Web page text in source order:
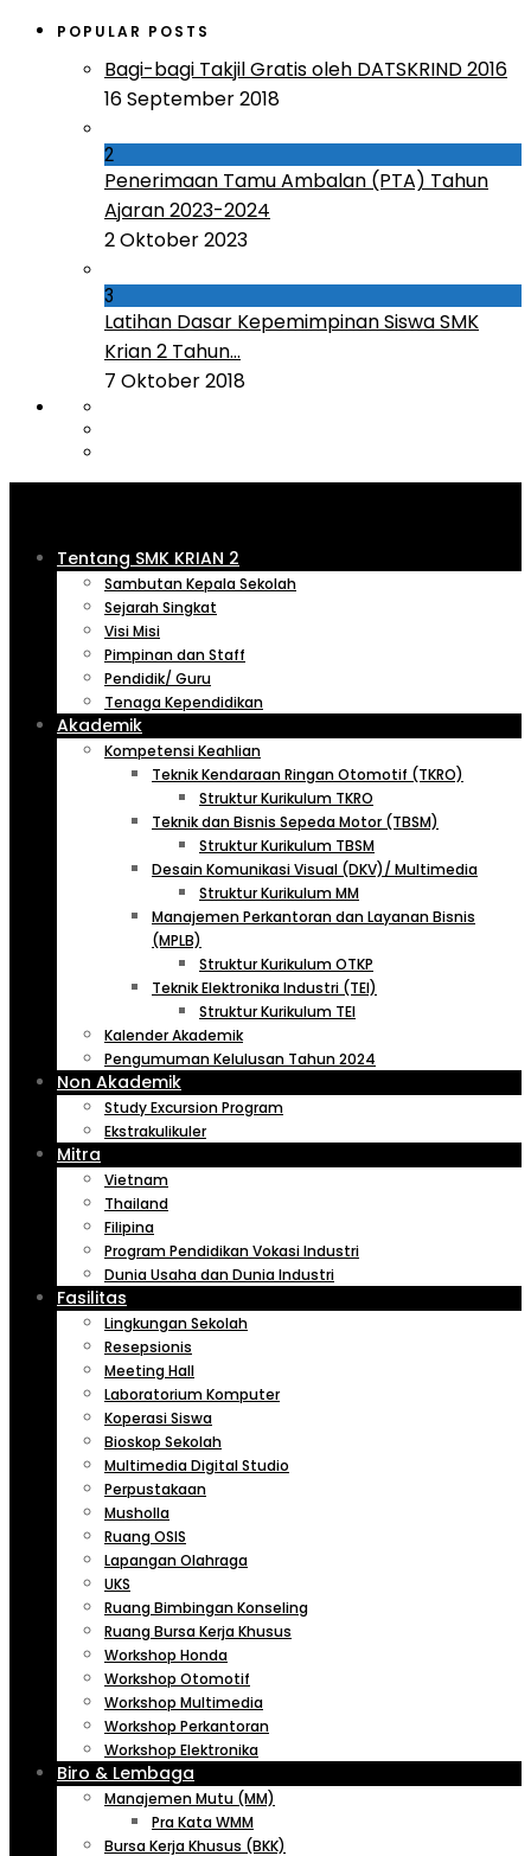
POPULAR POSTS
Bagi-bagi Takjil Gratis oleh DATSKRIND 2016
16 September 2018
2
Penerimaan Tamu Ambalan (PTA) Tahun
Ajaran 2023-2024
2 Oktober 2023
3
Latihan Dasar Kepemimpinan Siswa SMK
Krian 2 Tahun...
7 Oktober 2018
Tentang SMK KRIAN 2
Sambutan Kepala Sekolah
Sejarah Singkat
Visi Misi
Pimpinan dan Staff
Pendidik/ Guru
Tenaga Kependidikan
Akademik
Kompetensi Keahlian
Teknik Kendaraan Ringan Otomotif (TKRO)
Struktur Kurikulum TKRO
Teknik dan Bisnis Sepeda Motor (TBSM)
Struktur Kurikulum TBSM
Desain Komunikasi Visual (DKV)/ Multimedia
Struktur Kurikulum MM
Manajemen Perkantoran dan Layanan Bisnis
(MPLB)
Struktur Kurikulum OTKP
Teknik Elektronika Industri (TEI)
Struktur Kurikulum TEI
Kalender Akademik
Pengumuman Kelulusan Tahun 2024
Non Akademik
Study Excursion Program
Ekstrakulikuler
Mitra
Vietnam
Thailand
Filipina
Program Pendidikan Vokasi Industri
Dunia Usaha dan Dunia Industri
Fasilitas
Lingkungan Sekolah
Resepsionis
Meeting Hall
Laboratorium Komputer
Koperasi Siswa
Bioskop Sekolah
Multimedia Digital Studio
Perpustakaan
Musholla
Ruang OSIS
Lapangan Olahraga
UKS
Ruang Bimbingan Konseling
Ruang Bursa Kerja Khusus
Workshop Honda
Workshop Otomotif
Workshop Multimedia
Workshop Perkantoran
Workshop Elektronika
Biro & Lembaga
Manajemen Mutu (MM)
Pra Kata WMM
Bursa Kerja Khusus (BKK)